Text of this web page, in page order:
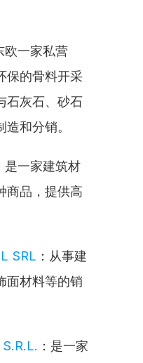
欧一家私营
保的骨料开采
石灰石、砂石
和分销。
是一家建筑材
商品，提供高
SRL ：从事建
面材料等的销
：是一家